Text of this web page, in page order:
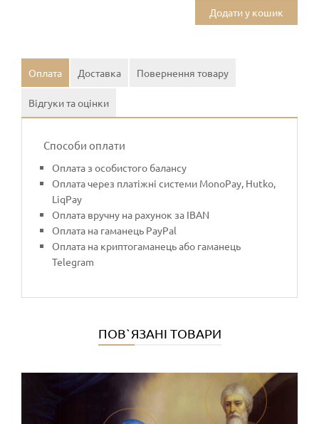
Додати у кошик
Оплата Доставка Повернення товару
Відгуки та оцінки
Способи оплати
Оплата з особистого балансу
Оплата через платіжні системи MonoPay, Hutko,
LiqPay
Оплата вручну на рахунок за IBAN
Оплата на гаманець PayPal
Оплата на криптогаманець або гаманець
Telegram
ПОВ`ЯЗАНІ ТОВАРИ